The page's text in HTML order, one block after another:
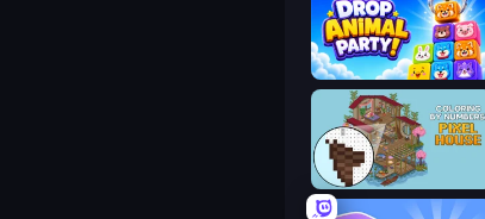
Drop Animal Party